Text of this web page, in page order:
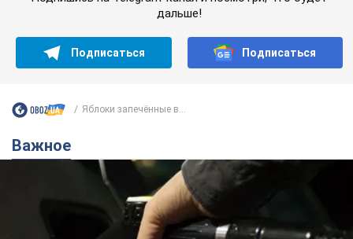
дальше!
Подписаться Подписаться
Яблоки запечённые в...
Важное